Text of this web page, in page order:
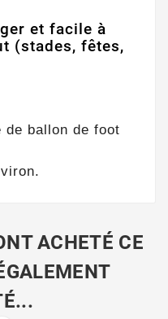
et facile à
(stades, fêtes,
ballon de foot
ACHETÉ CE